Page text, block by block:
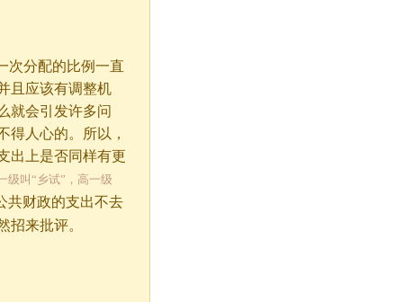
次分配的比例一直
且应该有调整机
就会引发许多问
得人心的。所以，
出上是否同样有更
级叫“乡试”，高一级
共财政的支出不去
招来批评。